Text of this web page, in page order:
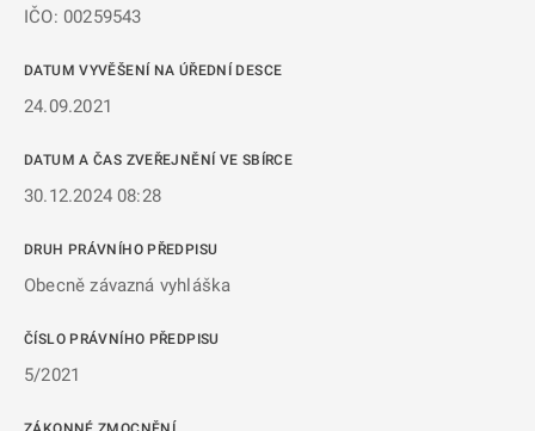
IČO: 00259543
DATUM VYVĚŠENÍ NA ÚŘEDNÍ DESCE
24.09.2021
DATUM A ČAS ZVEŘEJNĚNÍ VE SBÍRCE
30.12.2024 08:28
DRUH PRÁVNÍHO PŘEDPISU
Obecně závazná vyhláška
ČÍSLO PRÁVNÍHO PŘEDPISU
5/2021